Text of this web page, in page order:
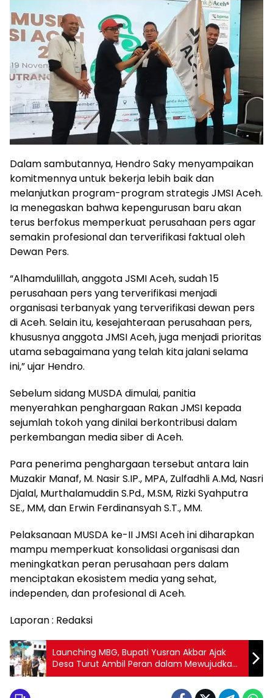
Dalam sambutannya, Hendro Saky menyampaikan
komitmennya untuk bekerja lebih baik dan
melanjutkan program-program strategis JMSI Aceh.
Ia menegaskan bahwa kepengurusan baru akan
terus berfokus memperkuat perusahaan pers agar
semakin profesional dan terverifikasi faktual oleh
Dewan Pers.
“Alhamdulillah, anggota JSMI Aceh, sudah 15
perusahaan pers yang terverifikasi menjadi
organisasi terbanyak yang terverifikasi dewan pers
di Aceh. Selain itu, kesejahteraan perusahaan pers,
khususnya anggota JMSI Aceh, juga menjadi prioritas
utama sebagaimana yang telah kita jalani selama
ini,” ujar Hendro.
Sebelum sidang MUSDA dimulai, panitia
menyerahkan penghargaan Rakan JMSI kepada
sejumlah tokoh yang dinilai berkontribusi dalam
perkembangan media siber di Aceh.
Para penerima penghargaan tersebut antara lain
Muzakir Manaf, M. Nasir S.IP., MPA, Zulfadhli A.Md, Nasri
Djalal, Murthalamuddin S.Pd., M.SM, Rizki Syahputra
SE., MM, dan Erwin Ferdinansyah S.T., MM.
Pelaksanaan MUSDA ke-II JMSI Aceh ini diharapkan
mampu memperkuat konsolidasi organisasi dan
meningkatkan peran perusahaan pers dalam
menciptakan ekosistem media yang sehat,
independen, dan profesional di Aceh.
Laporan : Redaksi
Launching MBG, Bupati Yusran Akbar Ajak
Desa Turut Ambil Peran dalam Mewujudkan
Agenda Nasional